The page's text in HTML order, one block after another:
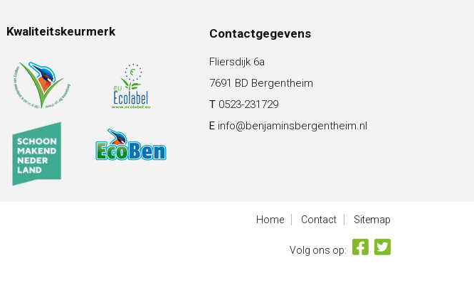
Kwaliteitskeurmerk Contactgegevens
Fliersdijk 6a
7691 BD Bergentheim
T 0523-231729
E info@benjaminsbergentheim.nl
Home Contact Sitemap
Volg ons op: